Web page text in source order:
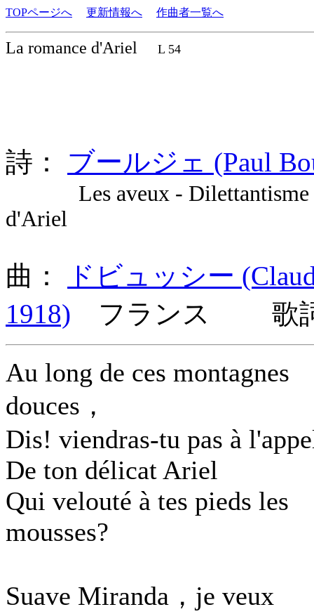
TOPページへ 更新情報へ 作曲者一覧へ
La romance d'Ariel L 54
詩： ブールジェ (Paul
Les aveux - Dilettantisme
d'Ariel
曲：
ドビュッシー
1918) フランス 歌詞
Au long de ces montagnes
douces，
Dis! viendras-tu pas à
De ton délicat Ariel
Qui velouté à tes pieds les
mousses?
Suave Miranda，je veux